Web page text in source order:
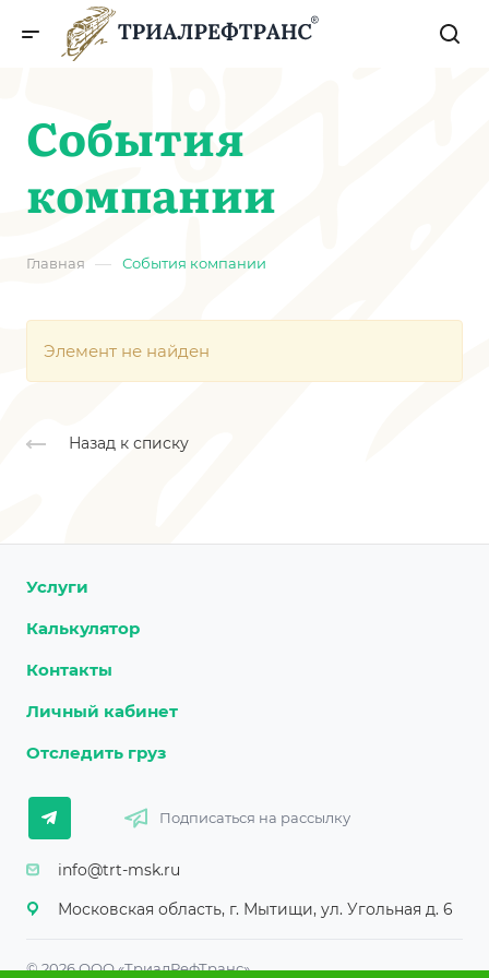
События
компании
Главная — События компании
Элемент не найден
Назад к списку
Услуги
Калькулятор
Контакты
Личный кабинет
Отследить груз
Подписаться на рассылку
info@trt-msk.ru
Московская область, г. Мытищи, ул. Угольная д. 6
© 2026 ООО «ТриалРефТранс»